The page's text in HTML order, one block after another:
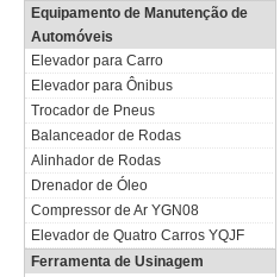
Equipamento de Manutenção de
Automóveis
Elevador para Carro
Elevador para Ônibus
Trocador de Pneus
Balanceador de Rodas
Alinhador de Rodas
Drenador de Óleo
Compressor de Ar YGN08
Elevador de Quatro Carros YQJF
Ferramenta de Usinagem